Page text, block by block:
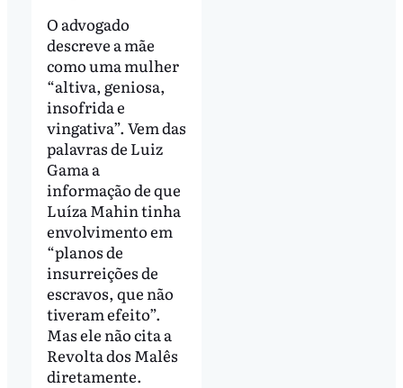
O advogado
descreve a mãe
como uma mulher
“altiva, geniosa,
insofrida e
vingativa”. Vem das
palavras de Luiz
Gama a
informação de que
Luíza Mahin tinha
envolvimento em
“planos de
insurreições de
escravos, que não
tiveram efeito”.
Mas ele não cita a
Revolta dos Malês
diretamente.